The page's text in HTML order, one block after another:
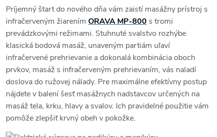
Príjemný štart do nového dňa vám zaistí masážny prístroj s
infračerveným žiarením ORAVA MP-800 s tromi
prevádzkovými režimami. Stuhnuté svalstvo rozhýbe
klasická bodová masáž, unaveným partiám uľaví
infračervené prehrievanie a dokonalá kombinácia oboch
prvkov, masáž s infračerveným prehrievaním, vás naladí
doslova do ružovej nálady. Pre maximálne efektívny postup
nájdete v balení šesť masážnych nadstavcov určených na
masáž tela, krku, hlavy a svalov. Ich pravidelné použitie vám
pomôže zlepšiť krvný obeh v pokožke.